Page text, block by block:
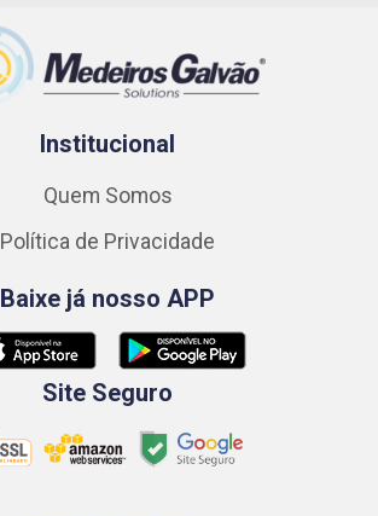
Institucional
Quem Somos
Política de Privacidade
Baixe já nosso APP
Site Seguro